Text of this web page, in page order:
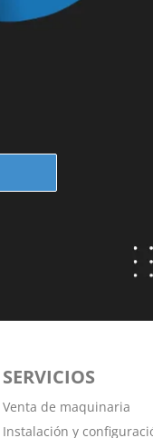
SERVICIOS
Venta de maquinaria
Instalación y